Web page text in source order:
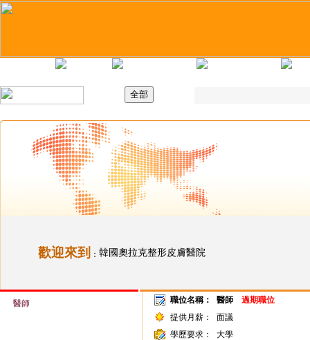
歡迎來到 ： 韓國奧拉克整形皮膚醫院
醫師 職位名稱： 醫師
過期職位
提供月薪：
面議
學歷要求：
大學